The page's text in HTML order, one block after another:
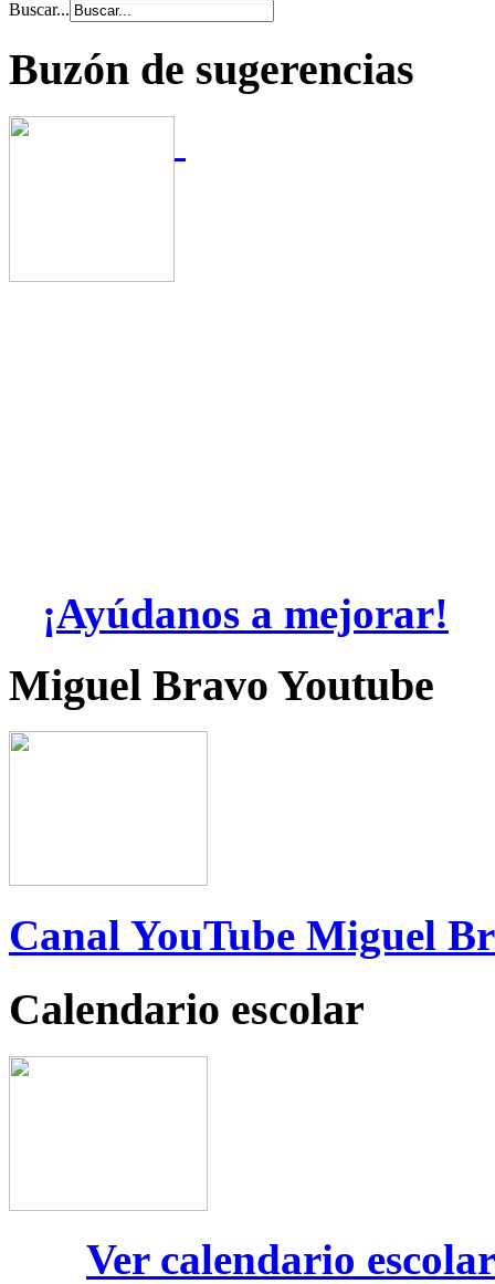
Buscar...
Buzón de sugerencias
¡Ayúdanos a mejorar!
Miguel Bravo Youtube
Canal YouTube Miguel
Calendario escolar
Ver calendario escolar